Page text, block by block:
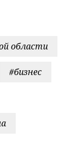
области
#бизнес